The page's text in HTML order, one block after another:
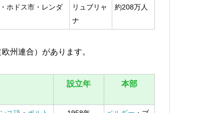
ホドス市・レンダ
リュブリャ
ナ
約208万人
欧州連合）があります。
設立年 本部